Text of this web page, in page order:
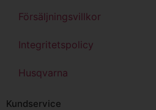
Försäljningsvillkor
Integritetspolicy
Husqvarna
Kundservice